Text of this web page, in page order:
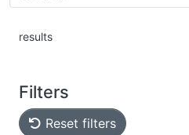
results
Filters
Reset filters